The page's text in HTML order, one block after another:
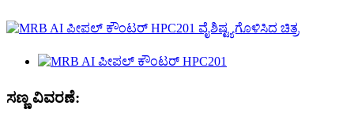
ಸಣ್ಣ ವಿವರಣೆ: